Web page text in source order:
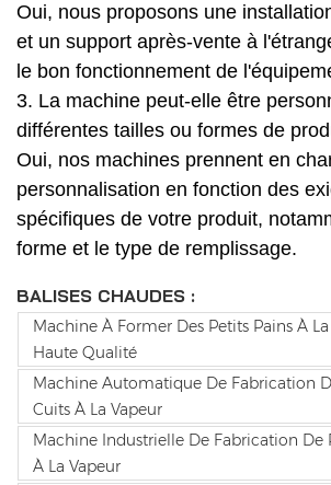
Oui, nous proposons une
et un support après-vente à
le bon fonctionnement de
3. La machine peut-elle être
différentes tailles ou formes de
Oui, nos machines prennent en
personnalisation en fonction des
spécifiques de votre produit,
forme et le type de remplissage.
BALISES CHAUDES :
Machine À Former Des Petits Pains À
Haute Qualité
Machine Automatique De Fabrication
Cuits À La Vapeur
Machine Industrielle De Fabrication De
À La Vapeur